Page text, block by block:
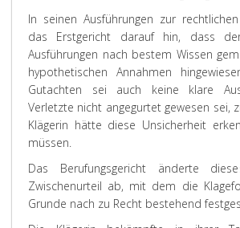
In seinen Ausführungen zur
das Erstgericht darauf hin, dass
Ausführungen nach bestem Wissen
hypothetischen Annahmen
Gutachten sei auch keine klare
Verletzte nicht angegurtet gewesen sei,
Klägerin hätte diese Unsicherheit
müssen.
Das Berufungsgericht änderte
Zwischenurteil ab, mit dem die
Grunde nach zu Recht bestehend